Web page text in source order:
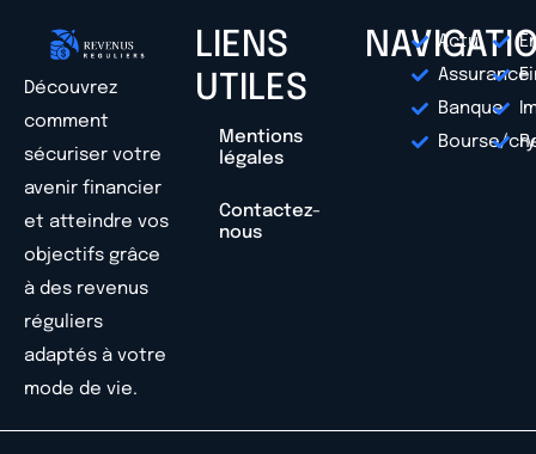
Découvrez
comment
sécuriser votre
avenir financier
et atteindre vos
objectifs grâce
à des revenus
réguliers
adaptés à votre
mode de vie.
LIENS
UTILES
Mentions
légales
Contactez-
nous
Actu
Assurance
Banque
Bourse/